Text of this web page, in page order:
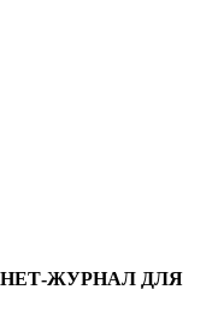
ЖУРНАЛ ДЛЯ